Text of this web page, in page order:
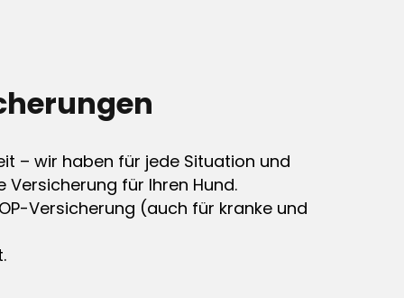
– wir haben für jede Situation und
Versicherung für Ihren Hund.
Versicherung (auch für kranke und